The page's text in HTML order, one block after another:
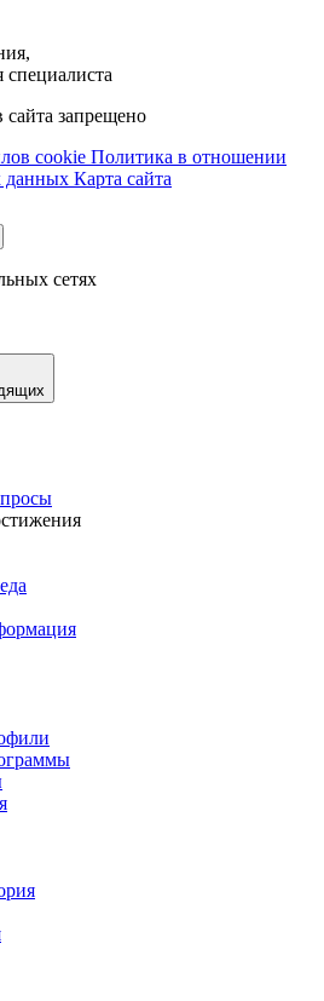
специалиста
запрещено
cookie Политика в отношении
данных Карта сайта
сетях